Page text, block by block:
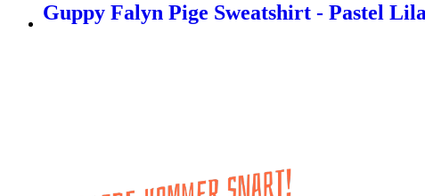
Guppy Falyn Pige Sweatshirt - Pastel